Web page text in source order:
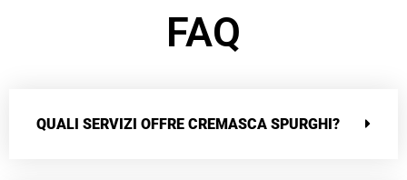
FAQ
QUALI SERVIZI OFFRE CREMASCA SPURGHI?